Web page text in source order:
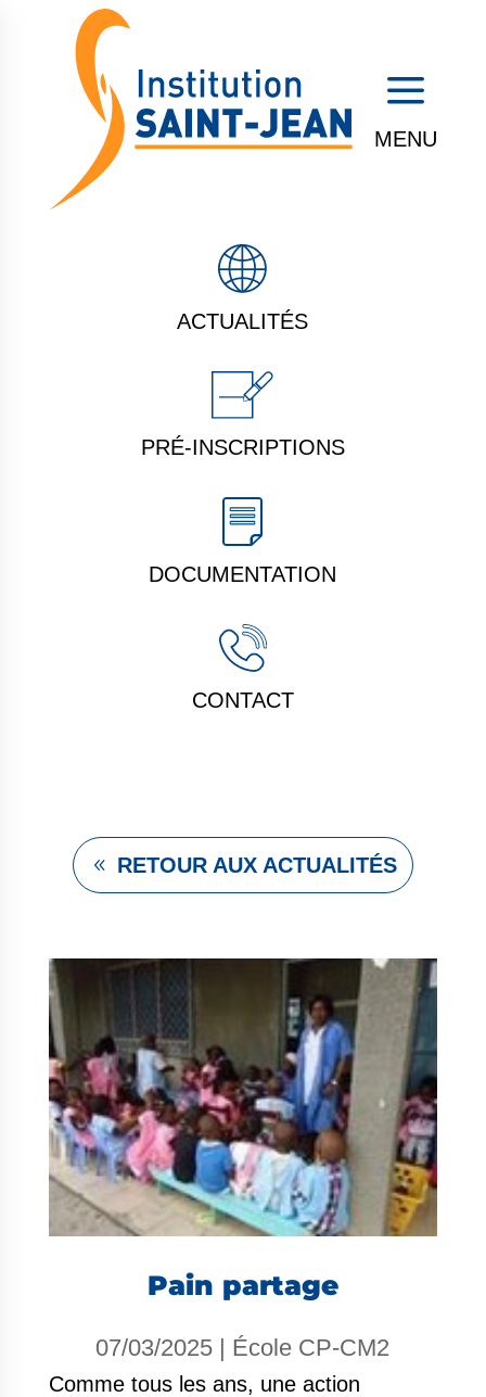
a
ACTUALITÉS
PRÉ-INSCRIPTIONS
DOCUMENTATION
CONTACT
RETOUR AUX ACTUALITÉS
Pain partage
07/03/2025 | École CP-CM2
Comme tous les ans, une action